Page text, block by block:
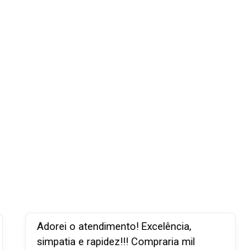
Adorei o atendimento! Excelência,
simpatia e rapidez!!! Compraria mil